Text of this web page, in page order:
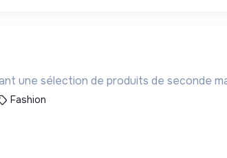
une sélection de produits de seconde
Fashion